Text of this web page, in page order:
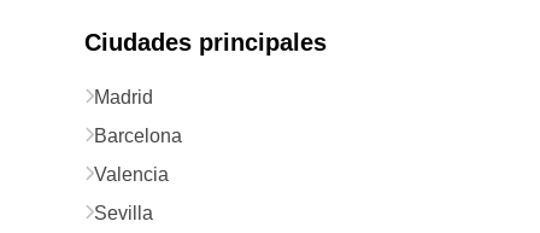
Ciudades principales
Madrid
Barcelona
Valencia
Sevilla